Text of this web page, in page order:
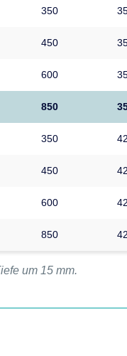
350
450
600
850
350
450
600
850
um 15 mm.